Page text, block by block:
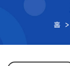
홈